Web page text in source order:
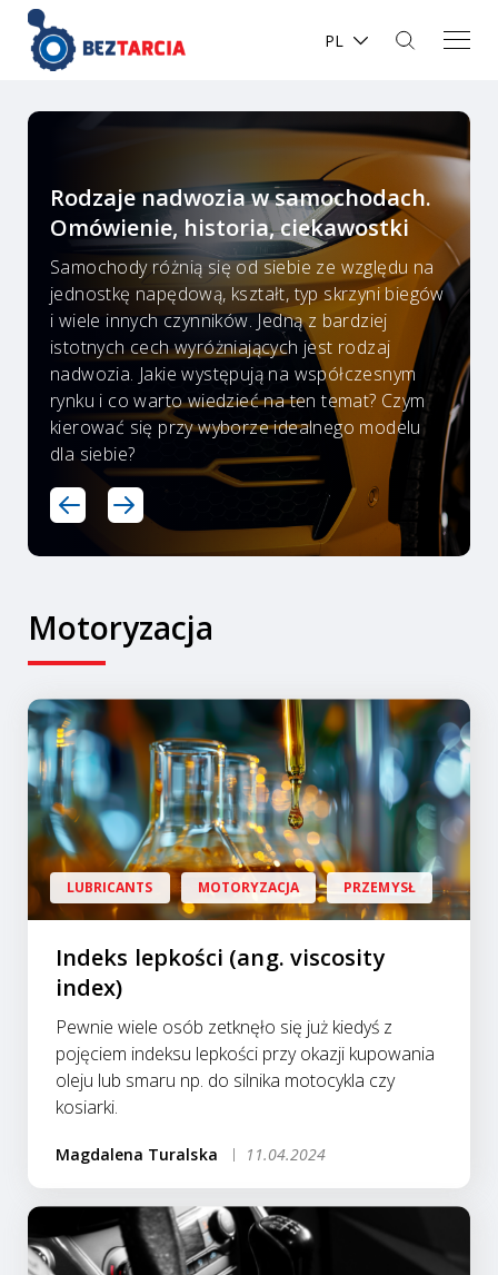
PL
Rodzaje nadwozia w samochodach.
Omówienie, historia, ciekawostki
Samochody różnią się od siebie ze względu na
jednostkę napędową, kształt, typ skrzyni biegów
i wiele innych czynników. Jedną z bardziej
istotnych cech wyróżniających jest rodzaj
nadwozia. Jakie występują na współczesnym
rynku i co warto wiedzieć na ten temat? Czym
kierować się przy wyborze idealnego modelu
dla siebie?
Motoryzacja
LUBRICANTS MOTORYZACJA PRZEMYSŁ
Indeks lepkości (ang. viscosity
index)
Pewnie wiele osób zetknęło się już kiedyś z
pojęciem indeksu lepkości przy okazji kupowania
oleju lub smaru np. do silnika motocykla czy
kosiarki.
Magdalena Turalska 11.04.2024